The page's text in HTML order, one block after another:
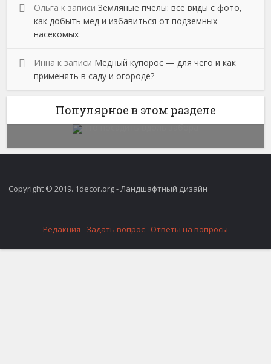
Ольга к записиЗемляные пчелы: все виды с фото,
как добыть мед и избавиться от подземных
насекомых
Инна к записи Медный купорос — для чего и как
применять в саду и огороде?
Популярное в этом разделе
Copyright © 2019. 1decor.org - Ландшафтный дизайн
Редакция Задать вопрос Ответы на вопросы